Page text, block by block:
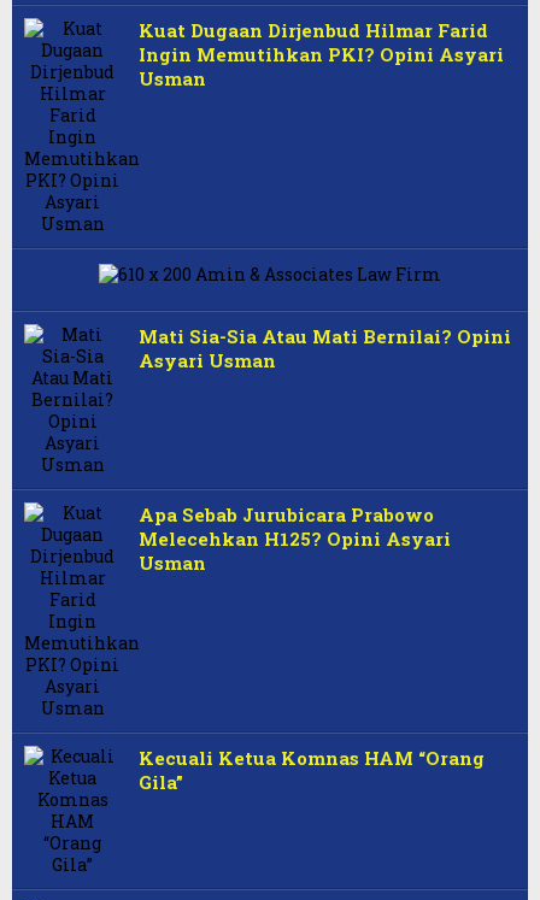
Kuat Dugaan Dirjenbud Hilmar Farid
Ingin Memutihkan PKI? Opini Asyari
Usman
Mati Sia-Sia Atau Mati Bernilai? Opini
Asyari Usman
Apa Sebab Jurubicara Prabowo
Melecehkan H125? Opini Asyari
Usman
Kecuali Ketua Komnas HAM “Orang
Gila”